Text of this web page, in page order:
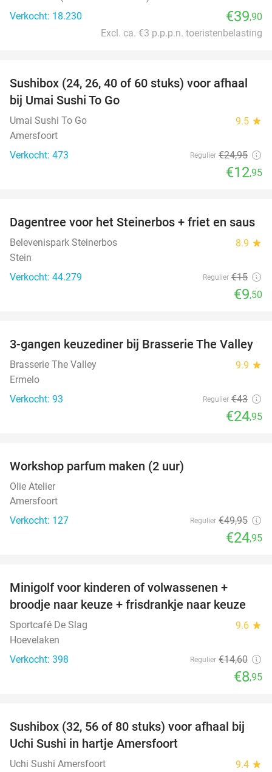
Verkocht: 18.230
€39,90
Excl. ca. €3 p.p.p.n. toeristenbelasting
48%
Sushibox (24, 26, 40 of 60 stuks) voor afhaal
bij Umai Sushi To Go
Umai Sushi To Go 9.5 star
Amersfoort
Verkocht: 473
Regulier €24,95
€12,95
37%
Dagentree voor het Steinerbos + friet en saus
Belevenispark Steinerbos 8.9 star
Stein
Verkocht: 44.279
Regulier €15
€9,50
42%
3-gangen keuzediner bij Brasserie The Valley
Brasserie The Valley 9.9 star
Ermelo
Verkocht: 93
Regulier €43
€24,95
Workshop parfum maken (2 uur)
Olie Atelier
Amersfoort
Verkocht: 127
Regulier €49,95
€24,95
Minigolf voor kinderen of volwassenen +
broodje naar keuze + frisdrankje naar keuze
Sportcafé De Slag 9.6 star
Hoevelaken
Verkocht: 398
Regulier €14,60
€8,95
50%
Sushibox (32, 56 of 80 stuks) voor afhaal bij
Uchi Sushi in hartje Amersfoort
Uchi Sushi Amersfoort 9.4 star